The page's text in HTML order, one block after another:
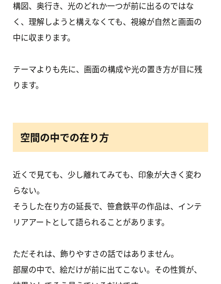
構図、奥行き、光のどれか一つが前に出るのではな
く、理解しようと構えなくても、視線が自然と画面の
中に収まります。
テーマよりも先に、画面の構成や光の置き方が目に残
ります。
空間の中での在り方
近くで見ても、少し離れてみても、印象が大きく変わ
らない。
そうした在り方の延長で、笹倉鉄平の作品は、インテ
リアアートとして語られることがあります。
ただそれは、飾りやすさの話ではありません。
部屋の中で、絵だけが前に出てこない。その性質が、